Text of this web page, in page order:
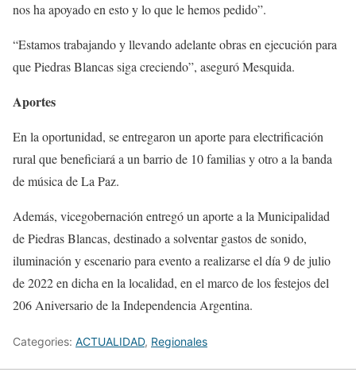
nos ha apoyado en esto y lo que le hemos pedido”.
“Estamos trabajando y llevando adelante obras en ejecución para
que Piedras Blancas siga creciendo”, aseguró Mesquida.
Aportes
En la oportunidad, se entregaron un aporte para electrificación
rural que beneficiará a un barrio de 10 familias y otro a la banda
de música de La Paz.
Además, vicegobernación entregó un aporte a la Municipalidad
de Piedras Blancas, destinado a solventar gastos de sonido,
iluminación y escenario para evento a realizarse el día 9 de julio
de 2022 en dicha en la localidad, en el marco de los festejos del
206 Aniversario de la Independencia Argentina.
Categories: ACTUALIDAD, Regionales